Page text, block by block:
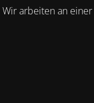
Wir arbeiten an einer